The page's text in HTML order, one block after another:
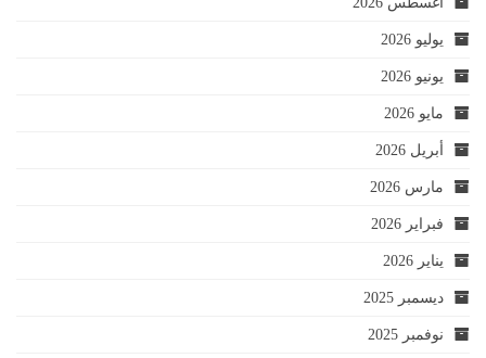
يوليو 2026
يونيو 2026
مايو 2026
أبريل 2026
مارس 2026
فبراير 2026
يناير 2026
ديسمبر 2025
نوفمبر 2025